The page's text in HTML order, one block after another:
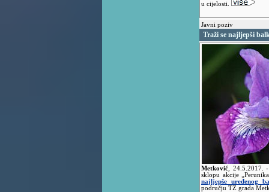
u cijelosti.
Javni poziv
Traži se najljepši
Metković 24.5.2017.
sklopu akcije
najljepše uređenog
području TZ grada